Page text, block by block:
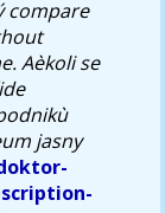
compare
Aèkoli se
jasny